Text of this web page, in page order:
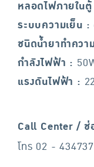
หลอดไฟภายใน
ระบบความเย็น :
ชนิดน้ำยาทำควา
กำลังไฟฟ้า :
แรงดันไฟฟ้า :
Call Center / ช่
โทร 02 -